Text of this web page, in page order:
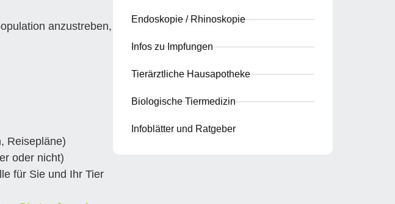
anzustreben,
Reisepläne)
oder nicht)
für Sie und Ihr Tier
Endoskopie / Rhinoskopie
Infos zu Impfungen
Tierärztliche Hausapotheke
Biologische Tiermedizin
Infoblätter und Ratgeber